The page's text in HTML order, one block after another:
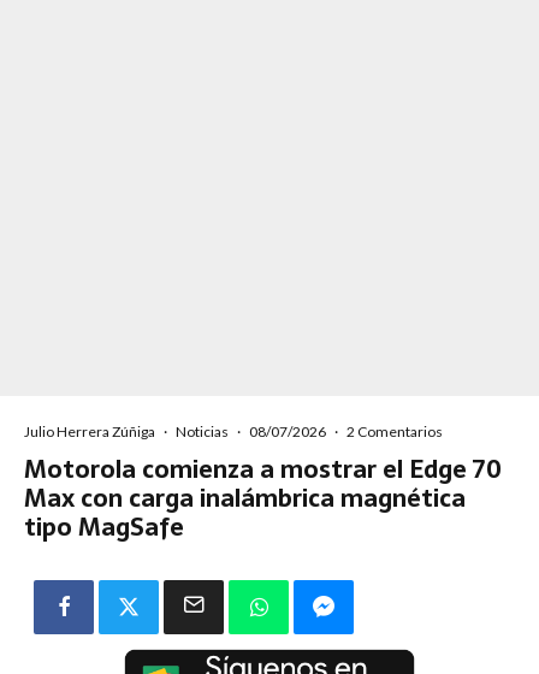
Julio Herrera Zúñiga · Noticias · 08/07/2026 · 2 Comentarios
Motorola comienza a mostrar el Edge 70
Max con carga inalámbrica magnética
tipo MagSafe